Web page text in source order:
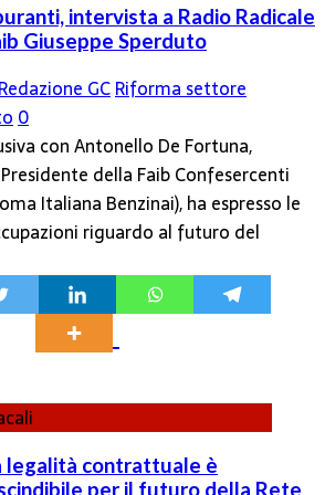
intervista a Radio Radicale
Giuseppe Sperduto
Redazione GCRiforma settore
0
con Antonello De Fortuna,
della Faib Confesercenti
Italiana Benzinai), ha espresso le
riguardo al futuro del
legalità contrattuale è
per il futuro della Rete